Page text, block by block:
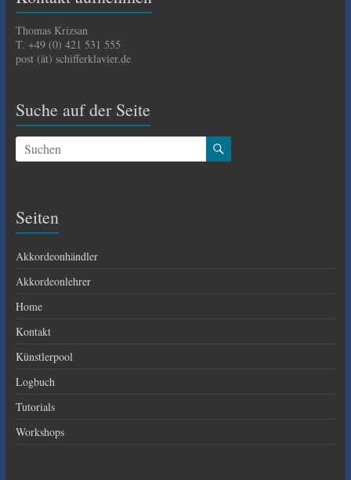
Thomas Krizsan
T. +49 (0) 421 531 555
post (ät) schifferklavier.de
Suche auf der Seite
Seiten
Akkordeonhändler
Akkordeonlehrer
Home
Kontakt
Künstlerpool
Logbuch
Tutorials
Workshops